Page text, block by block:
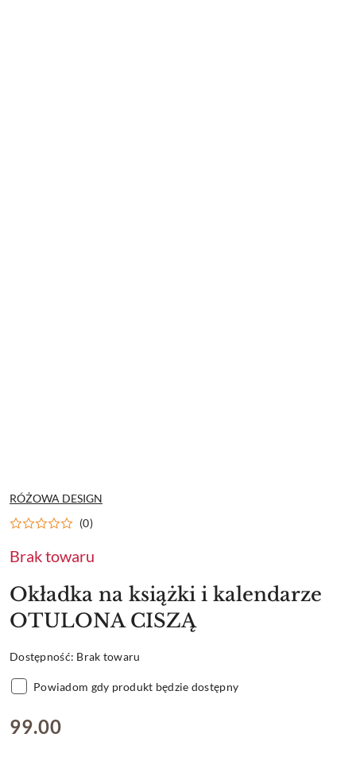
NAZWA
PRODUCENTA:
RÓŻOWA DESIGN
(0)
Brak towaru
Okładka na książki i kalendarze
OTULONA CISZĄ
Dostępność: Brak towaru
Powiadom gdy produkt będzie dostępny
cena:
99.00